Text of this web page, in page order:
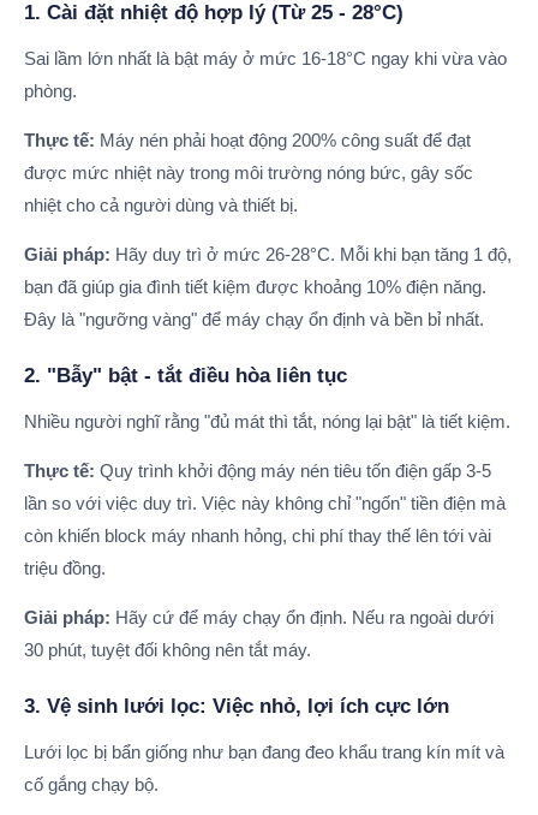
1. Cài đặt nhiệt độ hợp lý (Từ 25 - 28°C)
Sai lầm lớn nhất là bật máy ở mức 16-18°C ngay khi vừa vào
phòng.
Thực tế: Máy nén phải hoạt động 200% công suất để đạt
được mức nhiệt này trong môi trường nóng bức, gây sốc
nhiệt cho cả người dùng và thiết bị.
Giải pháp: Hãy duy trì ở mức 26-28°C. Mỗi khi bạn tăng 1 độ,
bạn đã giúp gia đình tiết kiệm được khoảng 10% điện năng.
Đây là "ngưỡng vàng" để máy chạy ổn định và bền bỉ nhất.
2. "Bẫy" bật - tắt điều hòa liên tục
Nhiều người nghĩ rằng "đủ mát thì tắt, nóng lại bật" là tiết kiệm.
Thực tế: Quy trình khởi động máy nén tiêu tốn điện gấp 3-5
lần so với việc duy trì. Việc này không chỉ "ngốn" tiền điện mà
còn khiến block máy nhanh hỏng, chi phí thay thế lên tới vài
triệu đồng.
Giải pháp: Hãy cứ để máy chạy ổn định. Nếu ra ngoài dưới
30 phút, tuyệt đối không nên tắt máy.
3. Vệ sinh lưới lọc: Việc nhỏ, lợi ích cực lớn
Lưới lọc bị bẩn giống như bạn đang đeo khẩu trang kín mít và
cố gắng chạy bộ.